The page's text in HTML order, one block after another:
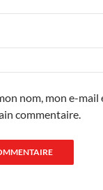
nom, mon e-
commentaire.